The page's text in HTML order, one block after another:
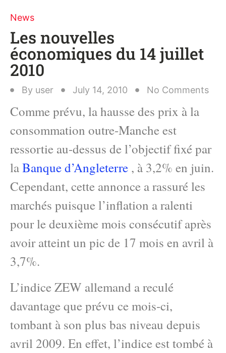
News
Les nouvelles
économiques du 14 juillet
2010
By user July 14, 2010 No Comments
Comme prévu, la hausse des prix à la
consommation outre-Manche est
ressortie au-dessus de l’objectif fixé par
laBanque d’Angleterre , à 3,2% en juin.
Cependant, cette annonce a rassuré les
marchés puisque l’inflation a ralenti
pour le deuxième mois consécutif après
avoir atteint un pic de 17 mois en avril à
3,7%.
L’indice ZEW allemand a reculé
davantage que prévu ce mois-ci,
tombant à son plus bas niveau depuis
avril 2009. En effet, l’indice est tombé à